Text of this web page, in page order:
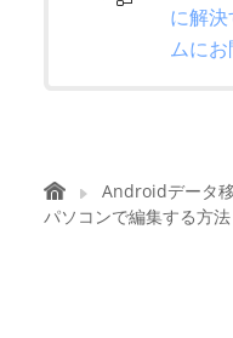
に解
ムに
Androidデータ
パソコンで編集する方